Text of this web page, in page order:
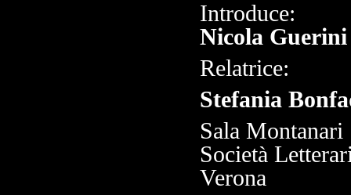
Introduce:
Nicola Guerini
Relatrice:
Stefania
Sala Montanari
Società
Verona